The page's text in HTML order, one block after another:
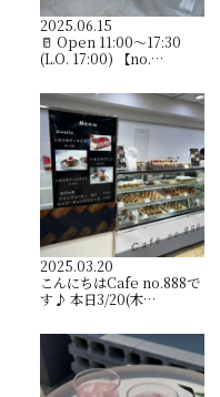
2025.06.15
🥛 Open︎ 11:00〜17:30
(L.O. 17:00) 【no.…
2025.03.20
こんにちはCafe no.888で
す♪ 本日3/20(木…